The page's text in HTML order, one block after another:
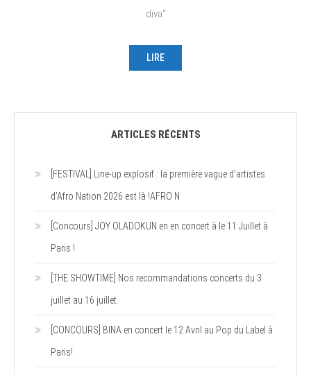
diva”
LIRE
ARTICLES RÉCENTS
[FESTIVAL] Line-up explosif : la première vague d’artistes
d’Afro Nation 2026 est là !AFRO N
[Concours] JOY OLADOKUN en en concert à le 11 Juillet à
Paris !
[THE SHOWTIME] Nos recommandations concerts du 3
juillet au 16 juillet.
[CONCOURS] BINA en concert le 12 Avril au Pop du Label à
Paris!